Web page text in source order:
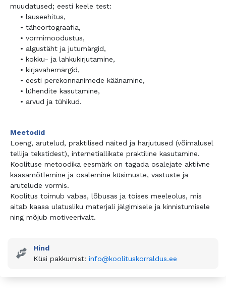
muudatused; eesti keele test:
• lauseehitus,
• täheortograafia,
• vormimoodustus,
• algustäht ja jutumärgid,
• kokku- ja lahkukirjutamine,
• kirjavahemärgid,
• eesti perekonnanimede käänamine,
• lühendite kasutamine,
• arvud ja tühikud.
Meetodid
Loeng, arutelud, praktilised näited ja harjutused (võimalusel
tellija tekstidest), internetiallikate praktiline kasutamine.
Koolituse metoodika eesmärk on tagada osalejate aktiivne
kaasamõtlemine ja osalemine küsimuste, vastuste ja
arutelude vormis.
Koolitus toimub vabas, lõbusas ja töises meeleolus, mis
aitab kaasa ulatusliku materjali jälgimisele ja kinnistumisele
ning mõjub motiveerivalt.
Hind
Küsi pakkumist: info@koolituskorraldus.ee